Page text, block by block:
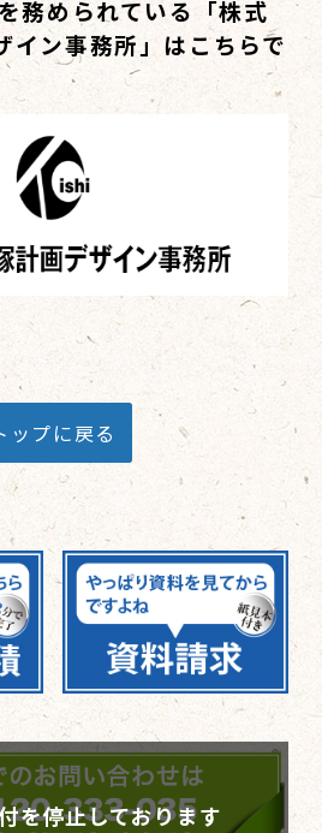
務められている「株式
イン事務所」はこちらで
ップに戻る
を停止しております